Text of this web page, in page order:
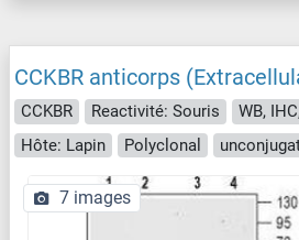
CCKBR anticorps
CCKBR Reactivité: Souris
WB,
Hôte: Lapin
Polyclonal
7 images